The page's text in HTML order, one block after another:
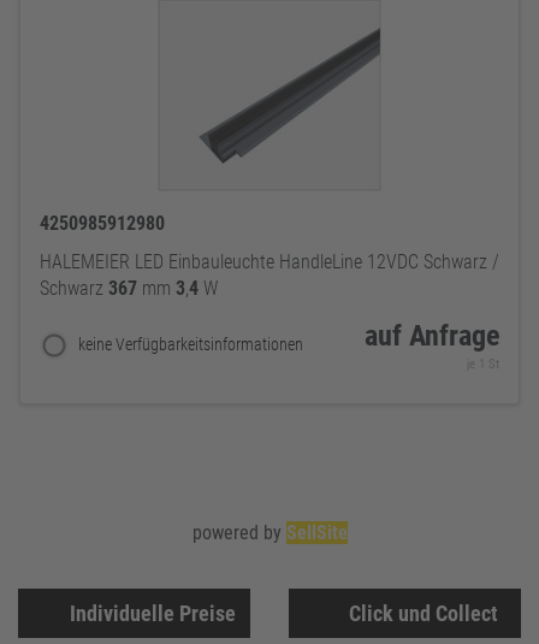
4250985912980
HALEMEIER LED Einbauleuchte HandleLine 12VDC Schwarz /
Schwarz 367 mm 3,4 W
keine Verfügbarkeitsinformationen auf Anfrage
je 1 St
Individuelle Preise Click und Collect
powered by SellSite